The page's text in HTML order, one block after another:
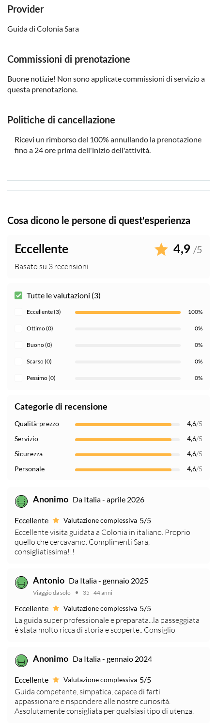
Provider
Guida di Colonia Sara
Commissioni di prenotazione
Buone notizie! Non sono applicate commissioni di servizio a
questa prenotazione.
Politiche di cancellazione
Ricevi un rimborso del 100% annullando la prenotazione
fino a 24 ore prima dell'inizio dell'attività.
Cosa dicono le persone di quest'esperienza
Eccellente 4,9 /5
Basato su 3 recensioni
Tutte le valutazioni (3)
Eccellente (3) 100%
Ottimo (0) 0%
Buono (0) 0%
Scarso (0) 0%
Pessimo (0) 0%
Categorie di recensione
Qualità-prezzo 4,6/5
Servizio
4,6/5
Sicurezza
4,6/5
Personale
4,6/5
Anonimo Da Italia - aprile 2026
Eccellente Valutazione complessiva 5/5
Eccellente visita guidata a Colonia in italiano. Proprio
quello che cercavamo. Complimenti Sara,
consigliatissima!!!
Antonio Da Italia - gennaio 2025
Viaggio da solo 35 - 44 anni
Eccellente Valutazione complessiva 5/5
La guida super professionale e preparata...la passeggiata
è stata molto ricca di storia e scoperte.. Consiglio
Anonimo Da Italia - gennaio 2024
Eccellente Valutazione complessiva 5/5
Guida competente, simpatica, capace di farti
appassionare e rispondere alle nostre curiosità.
Assolutamente consigliata per qualsiasi tipo di utenza.